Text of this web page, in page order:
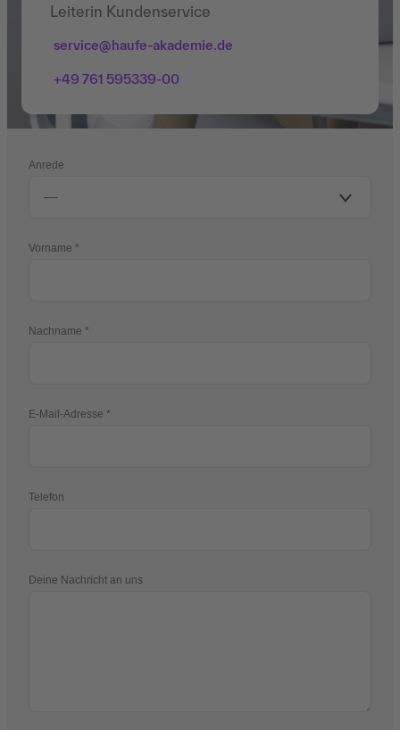
Leiterin Kundenservice
service@haufe-akademie.de
+49 761 595339-00
Anrede
Vorname
Nachname
E-Mail-Adresse
Telefon
Deine Nachricht an uns